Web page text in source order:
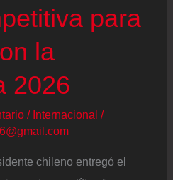
para
la
2026
/ Internacional /
chileno entregó el